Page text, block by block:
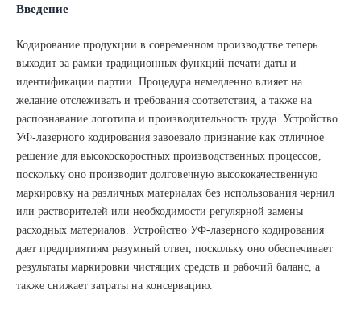
Введение
Кодирование продукции в современном производстве теперь
выходит за рамки традиционных функций печати даты и
идентификации партии. Процедура немедленно влияет на
желание отслеживать и требования соответствия, а также на
распознавание логотипа и производительность труда. Устройство
УФ-лазерного кодирования завоевало признание как отличное
решение для высокоскоростных производственных процессов,
поскольку оно производит долговечную высококачественную
маркировку на различных материалах без использования чернил
или растворителей или необходимости регулярной замены
расходных материалов. Устройство УФ-лазерного кодирования
дает предприятиям разумный ответ, поскольку оно обеспечивает
результаты маркировки чистящих средств и рабочий баланс, а
также снижает затраты на консервацию.